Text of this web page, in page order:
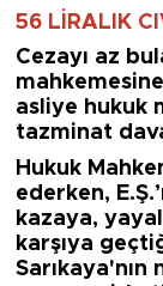
56 LİRALIK
Cezayı az
asliye hukuk
tazminat
Hukuk
ederken,
kazaya,
karşıya